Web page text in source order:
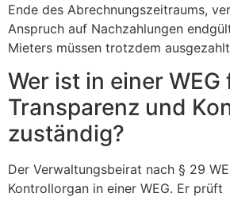
Ende des Abrechnungszeitraums,
Anspruch auf Nachzahlungen
Mieters müssen trotzdem
Wer ist in einer WEG
Transparenz und
zuständig?
Der Verwaltungsbeirat nach § 29
Kontrollorgan in einer WEG. Er prüft